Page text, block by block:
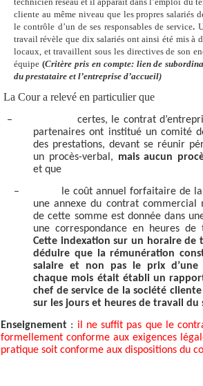
cliente au même niveau que les propres salariés
le contrôle d’un de ses responsables de service.
travail révèle que dix salariés ont ainsi été mis à
locaux, et travaillent sous les directives de son
équipe (Critère pris en compte: lien de
du prestataire et l’entreprise d’accueil)
La Cour a relevé en particulier que
–
certes, le contrat
partenaires ont institué un comité
des prestations, devant se réunir
un procès-verbal, mais aucun
et que
–
le coût annuel forfaitaire de
une annexe du contrat commercial
de cette somme est donnée dans
une correspondance en heures
Cette indexation sur un horaire de
déduire que la rémunération
salaire et non pas le prix d’une
chaque mois était établi un
chef de service de la société
sur les jours et heures de travail du
Enseignement : il ne suffit pas que le
formellement conforme aux exigences
pratique soit conforme aux dispositions du